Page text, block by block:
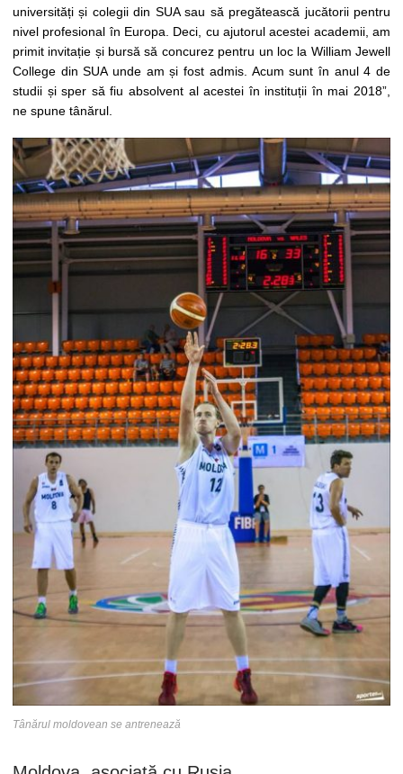
universități și colegii din SUA sau să pregătească jucătorii pentru
nivel profesional în Europa. Deci, cu ajutorul acestei academii, am
primit invitație și bursă să concurez pentru un loc la William Jewell
College din SUA unde am și fost admis. Acum sunt în anul 4 de
studii și sper să fiu absolvent al acestei în instituții în mai 2018”,
ne spune tânărul.
Tânărul moldovean se antrenează